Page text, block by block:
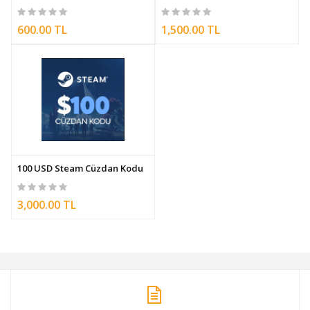
600.00 TL 1,500.00 TL
100 USD Steam Cüzdan Kodu
3,000.00 TL